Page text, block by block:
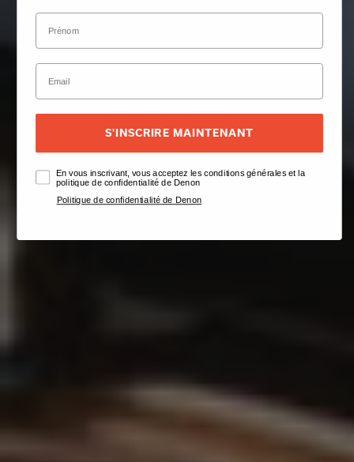
S'INSCRIRE MAINTENANT
En vous inscrivant, vous acceptez les conditions générales et la
politique de confidentialité de Denon
Politique de confidentialité de Denon